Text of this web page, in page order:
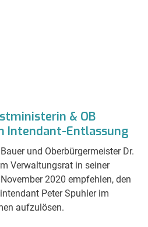
& OB
Intendant-Entlassung
und Oberbürgermeister Dr.
Verwaltungsrat in seiner
2020 empfehlen, den
Peter Spuhler im
aufzulösen.